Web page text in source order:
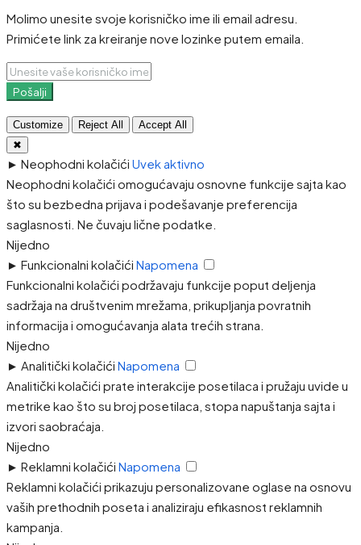
Molimo unesite svoje korisničko ime ili email adresu.
Primićete link za kreiranje nove lozinke putem emaila.
Pošalji
Customize Reject All
Accept All
✖
► Neophodni kolačići Uvek aktivno
Neophodni kolačići omogućavaju osnovne funkcije sajta kao
što su bezbedna prijava i podešavanje preferencija
saglasnosti. Ne čuvaju lične podatke.
Nijedno
► Funkcionalni kolačići Napomena
Funkcionalni kolačići podržavaju funkcije poput deljenja
sadržaja na društvenim mrežama, prikupljanja povratnih
informacija i omogućavanja alata trećih strana.
Nijedno
► Analitički kolačići Napomena
Analitički kolačići prate interakcije posetilaca i pružaju uvide u
metrike kao što su broj posetilaca, stopa napuštanja sajta i
izvori saobraćaja.
Nijedno
► Reklamni kolačići Napomena
Reklamni kolačići prikazuju personalizovane oglase na osnovu
vaših prethodnih poseta i analiziraju efikasnost reklamnih
kampanja.